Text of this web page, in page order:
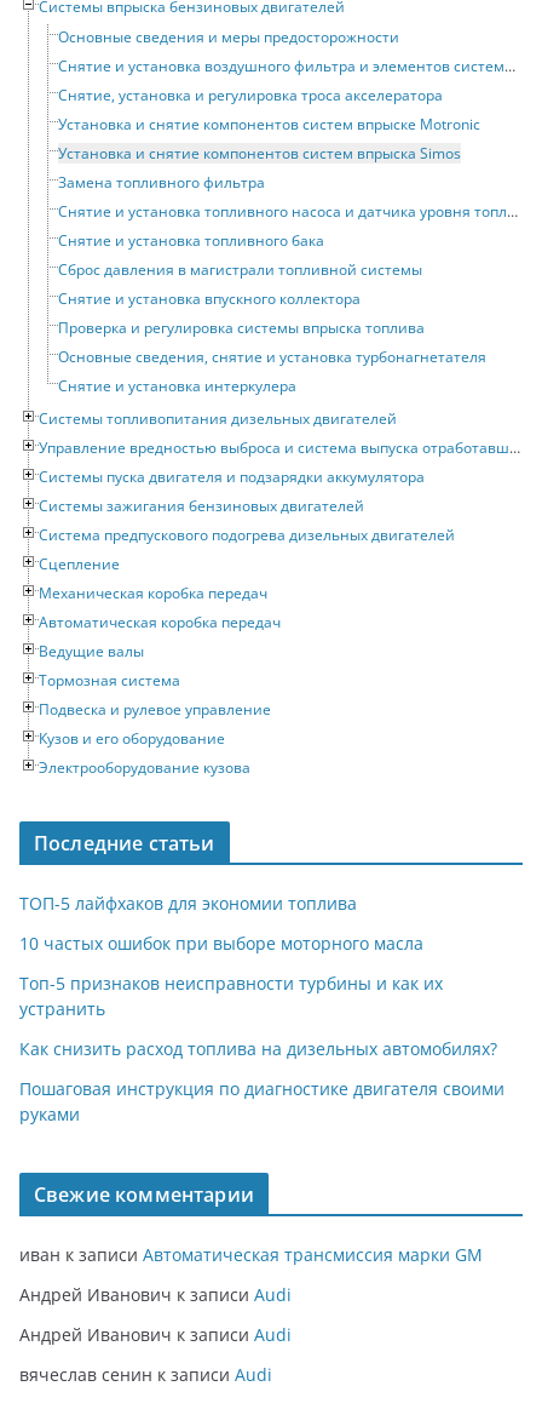
Системы впрыска бензиновых двигателей
Основные сведения и меры предосторожности
Снятие и установка воздушного фильтра и элементов системы впуска воздуха
Снятие, установка и регулировка троса акселератора
Установка и снятие компонентов систем впрыске Motronic
Установка и снятие компонентов систем впрыска Simos
Замена топливного фильтра
Снятие и установка топливного насоса и датчика уровня топлива
Снятие и установка топливного бака
Сброс давления в магистрали топливной системы
Снятие и установка впускного коллектора
Проверка и регулировка системы впрыска топлива
Основные сведения, снятие и установка турбонагнетателя
Снятие и установка интеркулера
Системы топливопитания дизельных двигателей
Управление вредностью выброса и система выпуска отработавших газов
Системы пуска двигателя и подзарядки аккумулятора
Системы зажигания бензиновых двигателей
Система предпускового подогрева дизельных двигателей
Сцепление
Механическая коробка передач
Автоматическая коробка передач
Ведущие валы
Тормозная система
Подвеска и рулевое управление
Кузов и его оборудование
Электрооборудование кузова
Последние статьи
ТОП-5 лайфхаков для экономии топлива
10 частых ошибок при выборе моторного масла
Топ-5 признаков неисправности турбины и как их
устранить
Как снизить расход топлива на дизельных автомобилях?
Пошаговая инструкция по диагностике двигателя своими
руками
Свежие комментарии
иван к записи Автоматическая трансмиссия марки GM
Андрей Иванович к записи Audi
Андрей Иванович к записи Audi
вячеслав сенин к записи Audi